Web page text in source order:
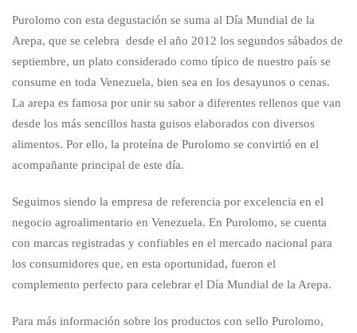
Purolomo con esta degustación se suma al Día Mundial de la
Arepa, que se celebra desde el año 2012 los segundos sábados de
septiembre, un plato considerado como típico de nuestro país se
consume en toda Venezuela, bien sea en los desayunos o cenas.
La arepa es famosa por unir su sabor a diferentes rellenos que van
desde los más sencillos hasta guisos elaborados con diversos
alimentos. Por ello, la proteína de Purolomo se convirtió en el
acompañante principal de este día.
Seguimos siendo la empresa de referencia por excelencia en el
negocio agroalimentario en Venezuela. En Purolomo, se cuenta
con marcas registradas y confiables en el mercado nacional para
los consumidores que, en esta oportunidad, fueron el
complemento perfecto para celebrar el Día Mundial de la Arepa.
Para más información sobre los productos con sello Purolomo,